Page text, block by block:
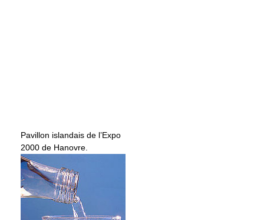
Pavillon islandais de l’Expo
2000 de Hanovre.